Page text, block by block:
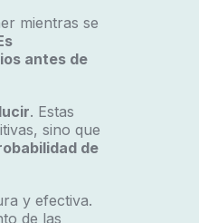
mientras se
antes de
. Estas
sino que
de
y efectiva.
de las